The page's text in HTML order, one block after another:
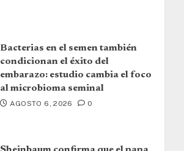
Bacterias en el semen también
condicionan el éxito del
embarazo: estudio cambia el foco
al microbioma seminal
AGOSTO 6, 2026 0